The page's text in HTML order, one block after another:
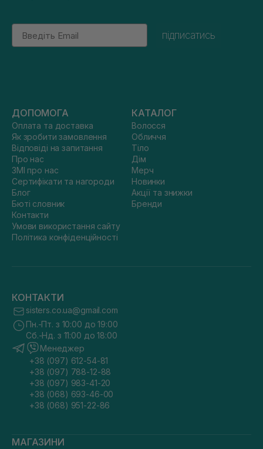
Email
підписатись
ДОПОМОГА
Оплата та доставка
Як зробити замовлення
Відповіді на запитання
Про нас
ЗМІ про нас
Сертифікати та нагороди
Блог
Бюті словник
Контакти
Умови використання сайту
Політика конфіденційності
КАТАЛОГ
Волосся
Обличчя
Тіло
Дім
Мерч
Новинки
Акції та знижки
Бренди
КОНТАКТИ
sisters.co.ua@gmail.com
Пн.-Пт. з 10:00 до 19:00
Сб.-Нд. з 11:00 до 18:00
Менеджер
+38 (097) 612-54-81
+38 (097) 788-12-88
+38 (097) 983-41-20
+38 (068) 693-46-00
+38 (068) 951-22-86
МАГАЗИНИ